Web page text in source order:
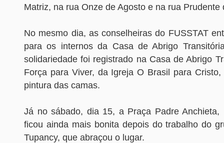
Matriz, na rua Onze de Agosto e na rua Prudente
No mesmo dia, as conselheiras do FUSSTAT
para os internos da Casa de Abrigo
solidariedade foi registrado na Casa de Abrigo
Força para Viver, da Igreja O Brasil para
pintura das camas.
Já no sábado, dia 15, a Praça Padre Anchieta,
ficou ainda mais bonita depois do trabalho do
Tupancy, que abraçou o lugar.